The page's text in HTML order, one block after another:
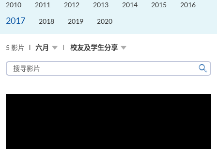
2010 2011 2012 2013 2014 2015 2016
2017 2018 2019 2020
5 影片 六月 校友及学生分享
搜
寻
片
搜